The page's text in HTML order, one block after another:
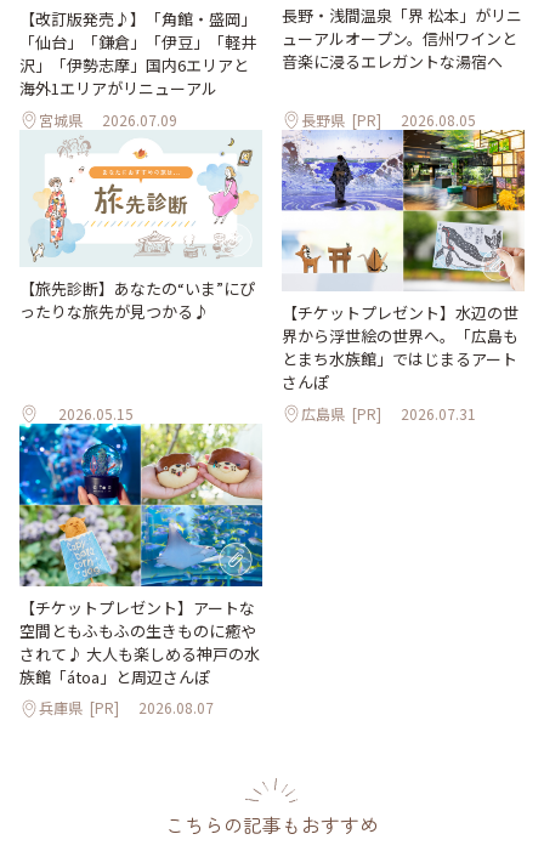
【改訂版発売♪】「角館・盛岡」
「仙台」「鎌倉」「伊豆」「軽井
沢」「伊勢志摩」国内6エリアと
海外1エリアがリニューアル
宮城県 2026.07.09
長野・浅間温泉「界 松本」がリニ
ューアルオープン。信州ワインと
音楽に浸るエレガントな湯宿へ
長野県 [PR] 2026.08.05
【旅先診断】あなたの“いま”にぴ
ったりな旅先が見つかる♪
2026.05.15
【チケットプレゼント】水辺の世
界から浮世絵の世界へ。「広島も
とまち水族館」ではじまるアート
さんぽ
広島県 [PR] 2026.07.31
【チケットプレゼント】アートな
空間ともふもふの生きものに癒や
されて♪ 大人も楽しめる神戸の水
族館「átoa」と周辺さんぽ
兵庫県 [PR] 2026.08.07
こちらの記事もおすすめ